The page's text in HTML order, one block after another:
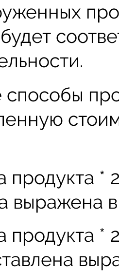
продукта *
выражена
продукта *